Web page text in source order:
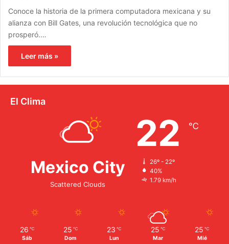
Conoce la historia de la primera computadora mexicana y su
alianza con Bill Gates, una revolución tecnológica que no
prosperó.…
Leer más »
El Clima
Mexico City
Scattered Clouds
22 ℃
26º - 22º
40%
1.79 km/h
26 ℃
Sáb
25 ℃
Dom
23 ℃
Lun
25 ℃
Mar
25 ℃
Mié